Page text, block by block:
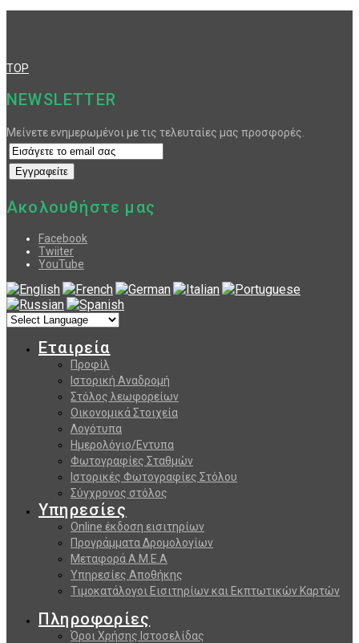
TOP
NEWSLETTER
Μείνετε ενημερωμένοι με τις τελευταίες μας προσφορές.
Ακολουθήστε μας
Facebook
Twiiter
YouTube
Εταιρεία
Προφίλ
Ιστορική Αναδρομή
Στόλος λεωφορείων
Οικονομικά Στοιχεία
Λογότυπα
Ημερολόγιο/Εντυπα
Φωτογραφίες Σταθμών
Ιστορικές Φωτογραφίες Στόλου
Σύγχρονος στόλος
Υπηρεσίες
Online έκδοση εισιτηρίων
Προγράμματα Δρομολογίων
Μεταφορά Α.Μ.Ε.Α
Υπηρεσίες Αποθήκης
Τιμοκατάλογοι Εισιτηρίων και Εκπτωτικών Καρτών
Πληροφορίες
Όροι Χρήσης Ιστοσελίδας